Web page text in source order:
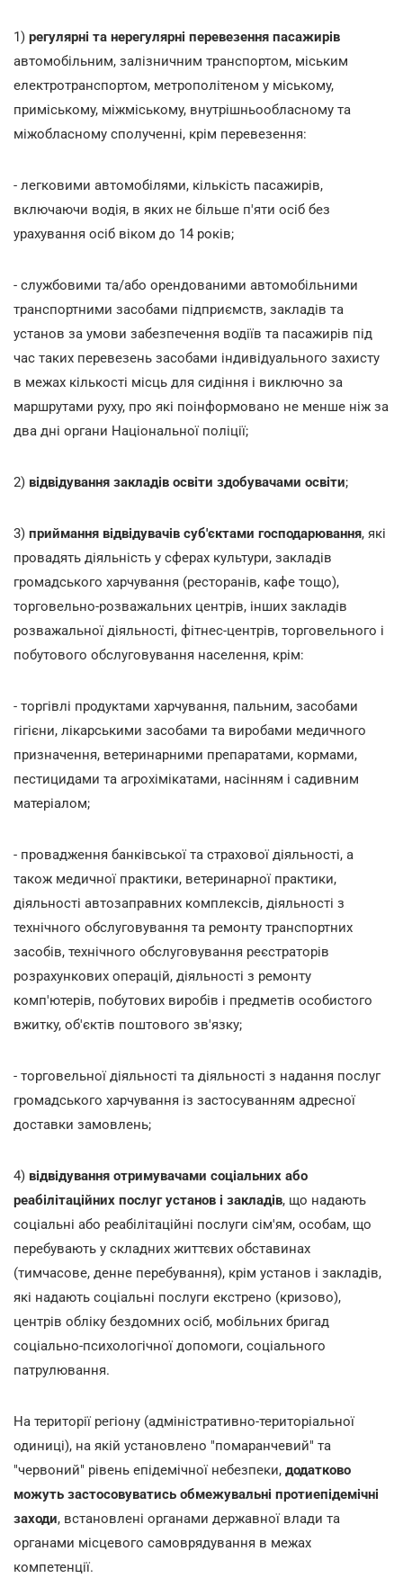
1) регулярні та нерегулярні перевезення пасажирів
автомобільним, залізничним транспортом, міським
електротранспортом, метрополітеном у міському,
приміському, міжміському, внутрішньообласному та
міжобласному сполученні, крім перевезення:
- легковими автомобілями, кількість пасажирів,
включаючи водія, в яких не більше п'яти осіб без
урахування осіб віком до 14 років;
- службовими та/або орендованими автомобільними
транспортними засобами підприємств, закладів та
установ за умови забезпечення водіїв та пасажирів під
час таких перевезень засобами індивідуального захисту
в межах кількості місць для сидіння і виключно за
маршрутами руху, про які поінформовано не менше ніж за
два дні органи Національної поліції;
2) відвідування закладів освіти здобувачами освіти;
3) приймання відвідувачів суб'єктами господарювання, які
провадять діяльність у сферах культури, закладів
громадського харчування (ресторанів, кафе тощо),
торговельно-розважальних центрів, інших закладів
розважальної діяльності, фітнес-центрів, торговельного і
побутового обслуговування населення, крім:
- торгівлі продуктами харчування, пальним, засобами
гігієни, лікарськими засобами та виробами медичного
призначення, ветеринарними препаратами, кормами,
пестицидами та агрохімікатами, насінням і садивним
матеріалом;
- провадження банківської та страхової діяльності, а
також медичної практики, ветеринарної практики,
діяльності автозаправних комплексів, діяльності з
технічного обслуговування та ремонту транспортних
засобів, технічного обслуговування реєстраторів
розрахункових операцій, діяльності з ремонту
комп'ютерів, побутових виробів і предметів особистого
вжитку, об'єктів поштового зв'язку;
- торговельної діяльності та діяльності з надання послуг
громадського харчування із застосуванням адресної
доставки замовлень;
4) відвідування отримувачами соціальних або
реабілітаційних послуг установ і закладів, що надають
соціальні або реабілітаційні послуги сім'ям, особам, що
перебувають у складних життєвих обставинах
(тимчасове, денне перебування), крім установ і закладів,
які надають соціальні послуги екстрено (кризово),
центрів обліку бездомних осіб, мобільних бригад
соціально-психологічної допомоги, соціального
патрулювання.
На території регіону (адміністративно-територіальної
одиниці), на якій установлено "помаранчевий" та
"червоний" рівень епідемічної небезпеки, додатково
можуть застосовуватись обмежувальні протиепідемічні
заходи, встановлені органами державної влади та
органами місцевого самоврядування в межах
компетенції.